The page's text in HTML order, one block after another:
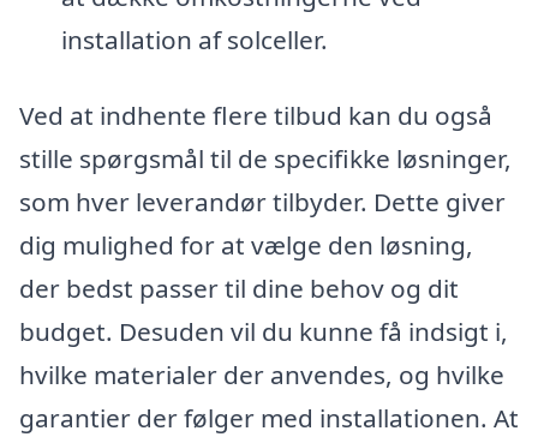
installation af solceller.
Ved at indhente flere tilbud kan du også
stille spørgsmål til de specifikke løsninger,
som hver leverandør tilbyder. Dette giver
dig mulighed for at vælge den løsning,
der bedst passer til dine behov og dit
budget. Desuden vil du kunne få indsigt i,
hvilke materialer der anvendes, og hvilke
garantier der følger med installationen. At